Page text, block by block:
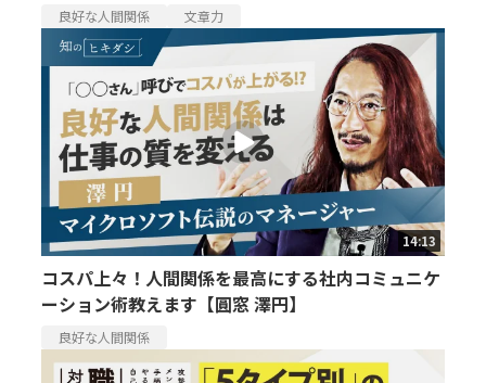
良好な人間関係 文章力
14:13
コスパ上々！人間関係を最高にする社内コミュニケ
ーション術教えます【圓窓 澤円】
良好な人間関係